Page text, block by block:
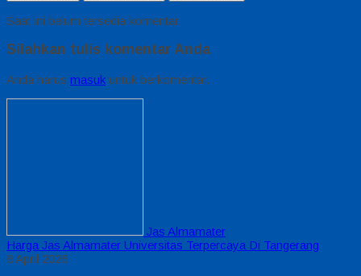
Saat ini belum tersedia komentar.
Silahkan tulis komentar Anda
Anda harus masuk untuk berkomentar.
Jas Almamater
Harga Jas Almamater Universitas Terpercaya Di Tangerang
6 April 2026